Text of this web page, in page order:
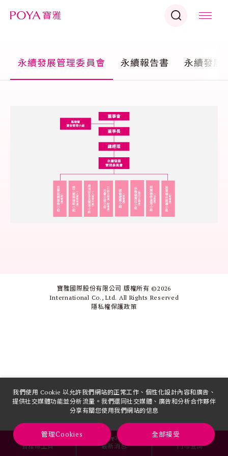
永續發展管理委員會 永續報告書 永續發展
寶雅國際股份有限公司 版權所有 ©2026
International Co., Ltd. All Rights Reserved
隱私權保護政策
寶雅線上買 最新消息 門市查詢
我們使用 Cookie 以允許我們網站的正常工作、個性化設計內容和廣告、
提供社交媒體功能並分析流量。我們還同社交媒體、廣告和分析合作夥伴
分享有關您使用我們網站的信息
管理Cookies 全部接受